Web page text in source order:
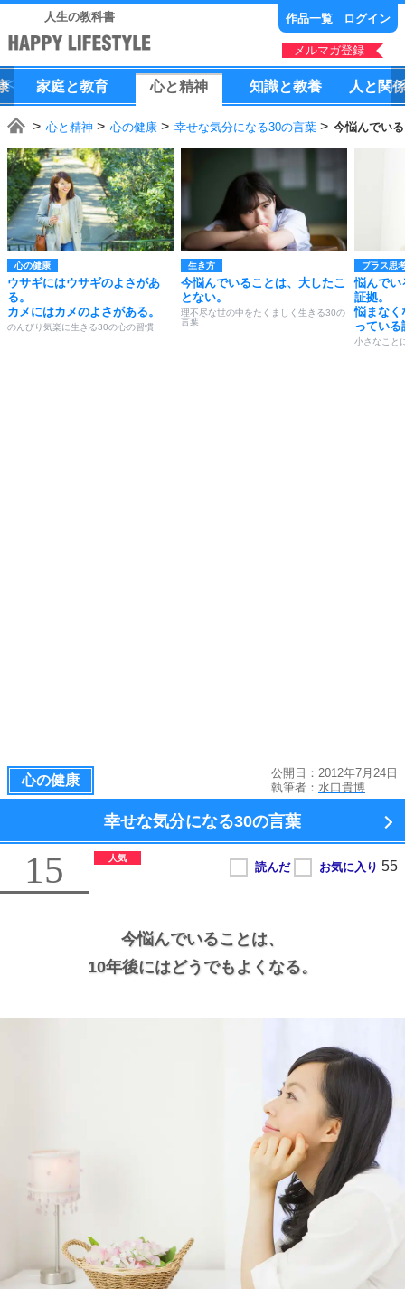
人生の教科書 作品一覧 ログイン
メルマガ登録
家庭と教育 心と精神 知識と教養 人 と 関
心と精神 心の健康 幸せな気分になる30の言葉 今悩んでい
心の健康
ウサギにはウサギのよさがあ
る。
カメにはカメのよさがある。
のんびり気楽に生きる30の心の習慣
生き方
今悩んでいることは、大したこ
とない。
理不尽な世の中をたくましく生きる30の
言葉
プラス思
悩んでい
証拠。
悩まなく
っている
小さなこと
心の健康
公開日：2012年7月24日
執筆者： 水口貴博
幸せな気分になる30の言葉
15
今悩んでいることは、
10年後にはどうでもよくなる。